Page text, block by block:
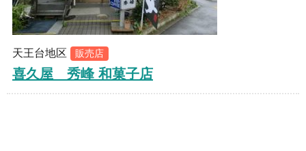
天王台地区 販売店
喜久屋 秀峰 和菓子店